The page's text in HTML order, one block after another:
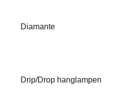
Diamante
Drip/Drop hanglampen